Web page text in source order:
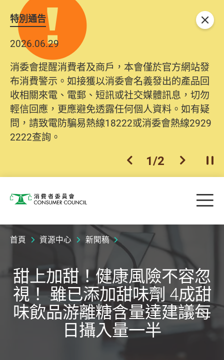
特別通告
2026.06.29
消委會提醒消費者及商戶，本會僅於官方網站發
布消費警示。如接獲以消委會名義發出的產品回
收相關來電、電郵、短訊或社交媒體訊息，切勿
輕信回應，更應避免透露任何個人資料。如有疑
問，請致電防騙易熱線18222或消委會熱線2929
2222查詢。
上一個
1/2 下一個開
關閉
消費者委員會 目
首頁 資源中心 新聞稿
甜上加甜！健康風險不容忽
視！ 雖已添加甜味劑 4成甜
味飲品游離糖含量達建議每
日攝入量一半